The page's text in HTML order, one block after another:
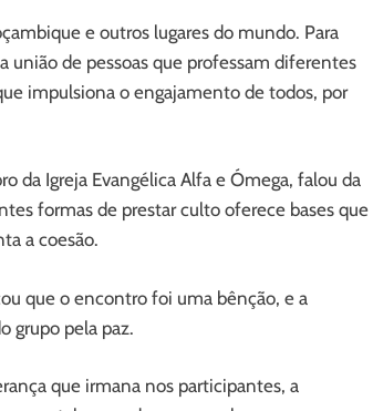
e outros lugares do mundo. Para
união de pessoas que professam diferentes
impulsiona o engajamento de todos, por
da Igreja Evangélica Alfa e Ómega, falou da
formas de prestar culto oferece bases que
a coesão.
que o encontro foi uma bênção, e a
grupo pela paz.
que irmana nos participantes, a